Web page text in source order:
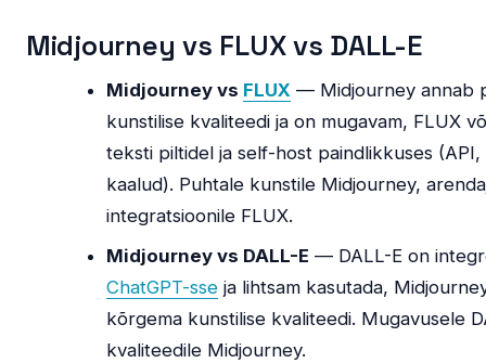
Midjourney vs FLUX vs DALL-E
Midjourney vs FLUX — Midjourney annab
kunstilise kvaliteedi ja on mugavam, FLUX
teksti piltidel ja self-host paindlikkuses (API,
kaalud). Puhtale kunstile Midjourney,
integratsioonile FLUX.
Midjourney vs DALL-E — DALL-E on
ChatGPT-sse ja lihtsam kasutada,
kõrgema kunstilise kvaliteedi. Mugavusele
kvaliteedile Midjourney.